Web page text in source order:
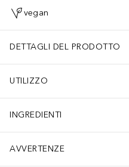
vegan
DETTAGLI DEL PRODOTTO
UTILIZZO
INGREDIENTI
AVVERTENZE